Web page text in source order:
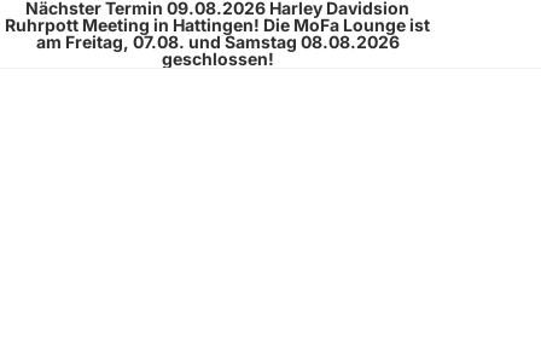
Nächster Termin 09.08.2026 Harley Davidsion
Ruhrpott Meeting in Hattingen! Die MoFa Lounge ist
am Freitag, 07.08. und Samstag 08.08.2026
geschlossen!